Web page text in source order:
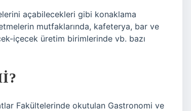
açabilecekleri gibi konaklama
mutfaklarında, kafeterya, bar ve
içecek üretim birimlerinde vb. bazı
Fakültelerinde okutulan Gastronomi ve